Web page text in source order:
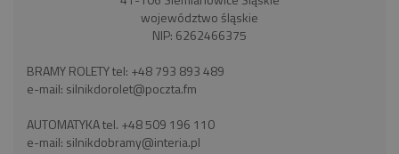
województwo śląskie
NIP: 6262466375
BRAMY ROLETY tel: +48 793 893 489
e-mail: silnikdorolet@poczta.fm
AUTOMATYKA tel. +48 509 196 110
e-mail: silnikdobramy@interia.pl